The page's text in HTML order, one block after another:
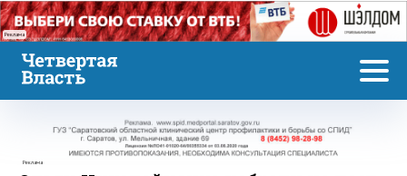
Реклама
Реклама